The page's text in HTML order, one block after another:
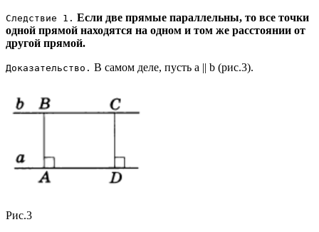
Следствие 1. Если две прямые параллельны, то все точки
одной прямой находятся на одном и том же расстоянии от
другой прямой.
Доказательство. В самом деле, пусть а || b (рис.3).
Рис.3